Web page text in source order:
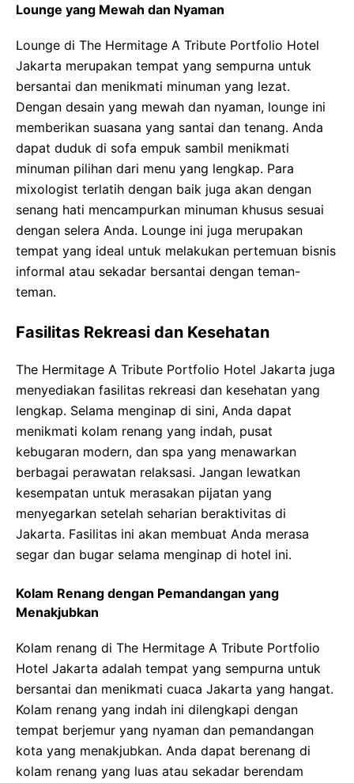
Lounge yang Mewah dan Nyaman
Lounge di The Hermitage A Tribute Portfolio Hotel
Jakarta merupakan tempat yang sempurna untuk
bersantai dan menikmati minuman yang lezat.
Dengan desain yang mewah dan nyaman, lounge ini
memberikan suasana yang santai dan tenang. Anda
dapat duduk di sofa empuk sambil menikmati
minuman pilihan dari menu yang lengkap. Para
mixologist terlatih dengan baik juga akan dengan
senang hati mencampurkan minuman khusus sesuai
dengan selera Anda. Lounge ini juga merupakan
tempat yang ideal untuk melakukan pertemuan bisnis
informal atau sekadar bersantai dengan teman-
teman.
Fasilitas Rekreasi dan Kesehatan
The Hermitage A Tribute Portfolio Hotel Jakarta juga
menyediakan fasilitas rekreasi dan kesehatan yang
lengkap. Selama menginap di sini, Anda dapat
menikmati kolam renang yang indah, pusat
kebugaran modern, dan spa yang menawarkan
berbagai perawatan relaksasi. Jangan lewatkan
kesempatan untuk merasakan pijatan yang
menyegarkan setelah seharian beraktivitas di
Jakarta. Fasilitas ini akan membuat Anda merasa
segar dan bugar selama menginap di hotel ini.
Kolam Renang dengan Pemandangan yang
Menakjubkan
Kolam renang di The Hermitage A Tribute Portfolio
Hotel Jakarta adalah tempat yang sempurna untuk
bersantai dan menikmati cuaca Jakarta yang hangat.
Kolam renang yang indah ini dilengkapi dengan
tempat berjemur yang nyaman dan pemandangan
kota yang menakjubkan. Anda dapat berenang di
kolam renang yang luas atau sekadar berendam